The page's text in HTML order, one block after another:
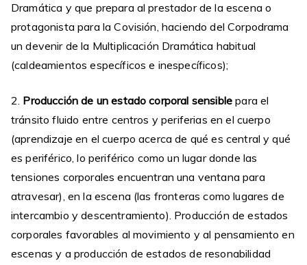
Dramática y que prepara al prestador de la escena o
protagonista para la Covisión, haciendo del Corpodrama
un devenir de la Multiplicación Dramática habitual
(caldeamientos específicos e inespecíficos);
2. Producción de un estado corporal sensible para el
tránsito fluido entre centros y periferias en el cuerpo
(aprendizaje en el cuerpo acerca de qué es central y qué
es periférico, lo periférico como un lugar donde las
tensiones corporales encuentran una ventana para
atravesar), en la escena (las fronteras como lugares de
intercambio y descentramiento). Producción de estados
corporales favorables al movimiento y al pensamiento en
escenas y a producción de estados de resonabilidad